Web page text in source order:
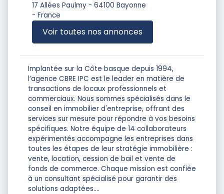
17 Allées Paulmy - 64100 Bayonne
- France
Voir toutes nos annonces
Implantée sur la Côte basque depuis 1994,
l’agence CBRE IPC est le leader en matière de
transactions de locaux professionnels et
commerciaux. Nous sommes spécialisés dans le
conseil en immobilier d'entreprise, offrant des
services sur mesure pour répondre à vos besoins
spécifiques. Notre équipe de 14 collaborateurs
expérimentés accompagne les entreprises dans
toutes les étapes de leur stratégie immobilière :
vente, location, cession de bail et vente de
fonds de commerce. Chaque mission est confiée
à un consultant spécialisé pour garantir des
solutions adaptées....